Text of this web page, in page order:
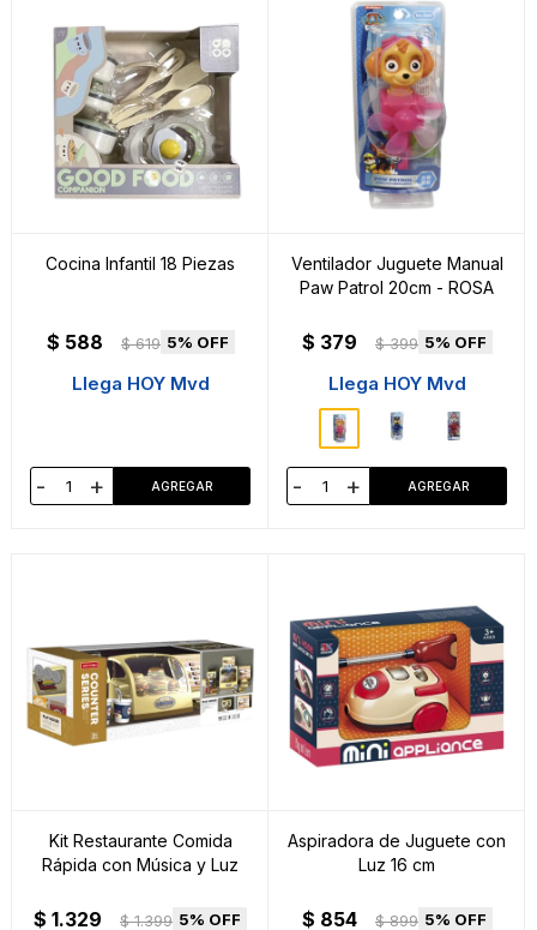
Cocina Infantil 18 Piezas
$ 588 $ 619 5
Llega HOY Mvd
- +
Ventilador Juguete Manual
Paw Patrol 20cm - ROSA
$ 379 $ 399 5
Llega HOY Mvd
- +
Kit Restaurante Comida
Rápida con Música y Luz
$ 1.329 $ 1.399 5
Aspiradora de Juguete con
Luz 16 cm
$ 854 $ 899 5